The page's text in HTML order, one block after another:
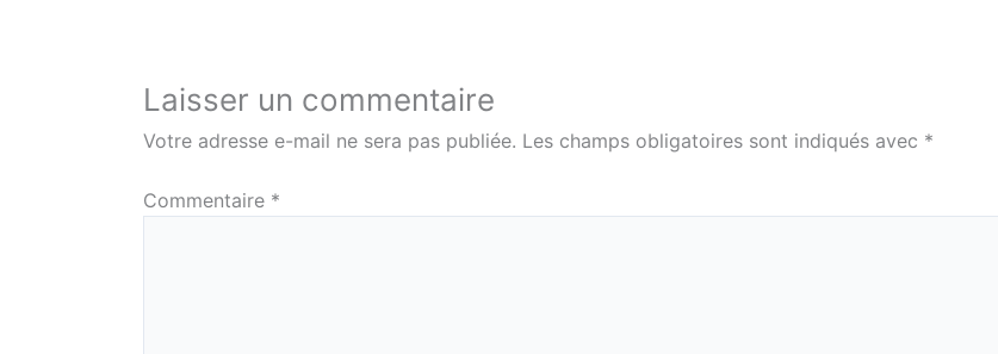
Laisser un commentaire
Votre adresse e-mail ne sera pas publiée. Les champs obligatoires sont indiqués avec *
Commentaire *